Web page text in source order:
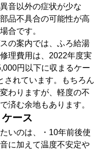
音以外の症状が少な
品不具合の可能性が高
合です。
の案内では、ふろ給湯
理費用は、2022年度実
円以下に収まるケー
されています。もちろん
わりますが、軽度の不
済む余地もあります。
ース
いのは、・10年前後使
に加えて温度不安定や